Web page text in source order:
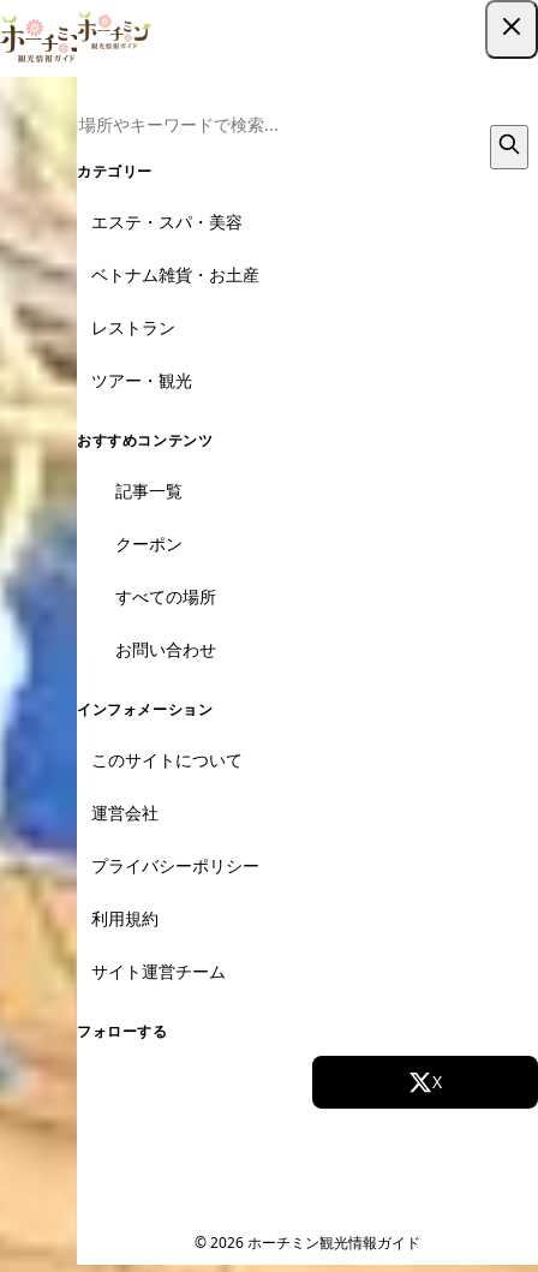
カテゴリー
エステ・スパ・美容
ベトナム雑貨・お土産
レストラン
ツアー・観光
おすすめコンテンツ
記事一覧
クーポン
すべての場所
お問い合わせ
インフォメーション
このサイトについて
運営会社
プライバシーポリシー
利用規約
サイト運営チーム
フォローする
X
© 2026 ホーチミン観光情報ガイド